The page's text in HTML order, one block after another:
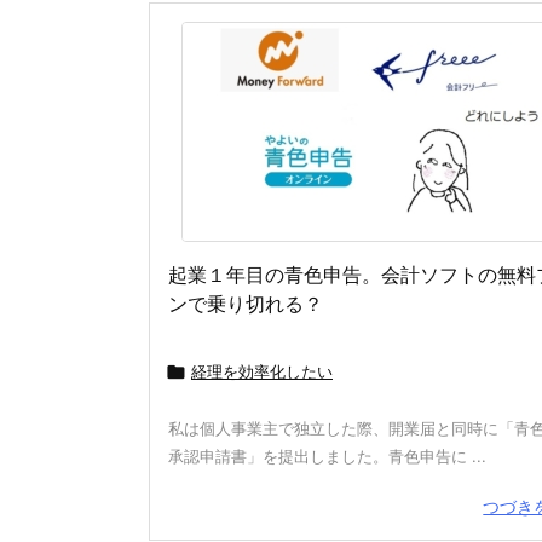
起業１年目の青色申告。会計ソフトの無料
ンで乗り切れる？
 経理を効率化したい
私は個人事業主で独立した際、開業届と同時に「青
承認申請書」を提出しました。青色申告に ...
つづき